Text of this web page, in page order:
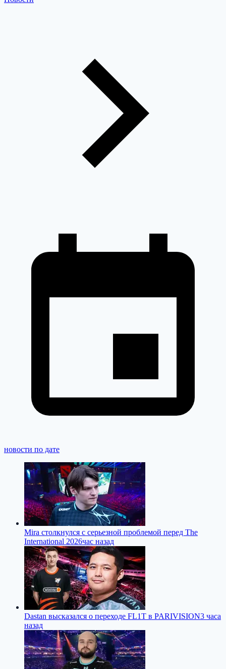
новости по дате
Mira столкнулся с серьезной проблемой перед The
International 2026час назад
Dastan высказался о переходе FL1T в PARIVISION3 часа
назад